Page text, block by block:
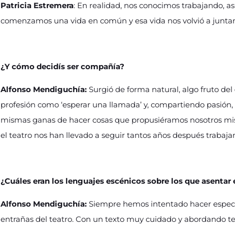
Patricia Estremera: En realidad, nos conocimos trabajando,
comenzamos una vida en común y esa vida nos volvió a
¿Y cómo decidís ser compañía?
Alfonso Mendiguchía: Surgió de forma natural, algo fruto
profesión como ‘esperar una llamada’ y, compartiendo
mismas ganas de hacer cosas que propusiéramos nosotros
el teatro nos han llevado a seguir tantos años después
¿Cuáles eran los lenguajes escénicos sobre los que asentar
Alfonso Mendiguchía: Siempre hemos intentado hacer
entrañas del teatro. Con un texto muy cuidado y abordando